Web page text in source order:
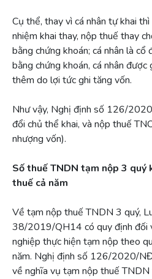
Cụ thể, thay vì cá nhân tự khai
nhiệm khai thay, nộp thuế thay
bằng chứng khoán; cá nhân là
bằng chứng khoán, cá nhân được
thêm do lợi tức ghi tăng vốn.
Như vậy, Nghị định số 126/
đổi chủ thể khai, và nộp thuế
nhượng vốn).
Số thuế TNDN tạm nộp 3
thuế cả năm
Về tạm nộp thuế TNDN 3 quý,
38/2019/QH14 có quy định đối
nghiệp thực hiện tạm nộp theo
năm. Nghị định số 126/2020/
về nghĩa vụ tạm nộp thuế TNDN